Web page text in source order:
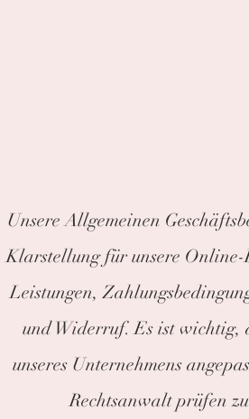
Unsere Allgemeinen
Klarstellung für unsere Online-
Leistungen,
und Widerruf. Es ist wichtig,
unseres Unternehmens
Rechtsanwalt prüfen